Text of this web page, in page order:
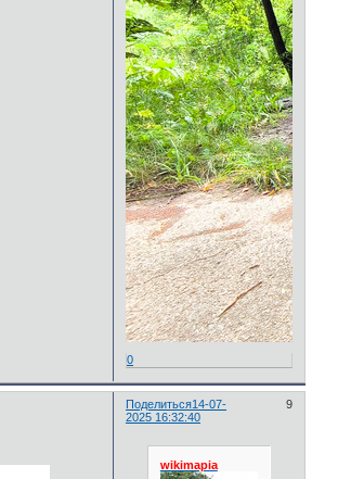
0
Поделиться 9
14-07-
2025 16:32:40
wikimapia